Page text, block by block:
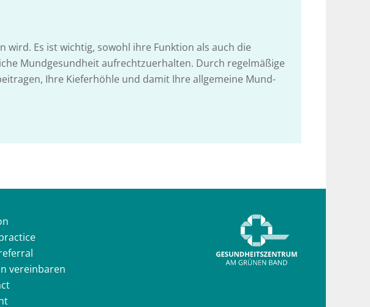
Es ist wichtig, sowohl ihre Funktion als auch die
Mundgesundheit aufrechtzuerhalten. Durch regelmäßige
Ihre Kieferhöhle und damit Ihre allgemeine Mund-
vereinbaren